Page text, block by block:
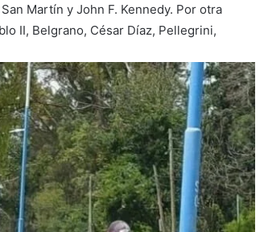
Martín y John F. Kennedy. Por otra
II, Belgrano, César Díaz, Pellegrini,